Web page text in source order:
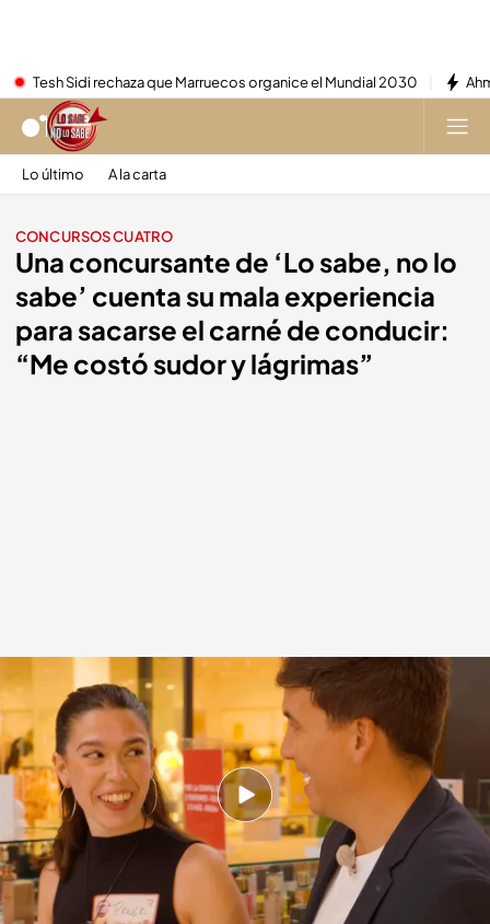
Tesh Sidi rechaza que Marruecos organice el Mundial 2030
Lo último A la carta
CONCURSOS CUATRO
Una concursante de ‘Lo sabe, no lo
sabe’ cuenta su mala experiencia
para sacarse el carné de conducir:
“Me costó sudor y lágrimas”
Dale al play y disfruta del momentazo de la concursante de 'Lo sabe, no lo
sabe'
cuatro.com
Lo sabe, no lo sabe
27 MAY 2026 - 19:15h.
Dale al play y disfruta del momentazo de la
concursante de 'Lo sabe, no lo sabe'
La promesa de un concursante de ‘Lo sabe, no